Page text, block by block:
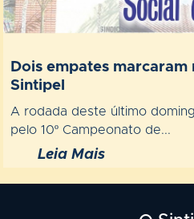
Dois empates
Sintipel
A rodada deste último
pelo 10º Campeonato de...
Leia Mais